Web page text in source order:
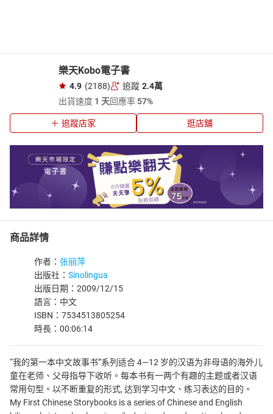
樂天Kobo電子書
4.9 (2188) 追蹤 2.4萬
出貨速度 1 天回應率57%
追蹤店家 逛店舖
商品詳情
作者： 张丽萍
出版社： Sinolingua
出版日期：2009/12/15
語言：中文
ISBN：7534513805254
時長：00:06:14
“我的第一本中文故事书”系列适合 4—12 岁的汉语为非母语的海外儿
童在老师、父母指导下收听。每本书有一两个有趣的主题或者汉语
常用句型。以不断重复的形式, 达到学习中文、练习表达的目的。
My First Chinese Storybooks is a series of Chinese and English